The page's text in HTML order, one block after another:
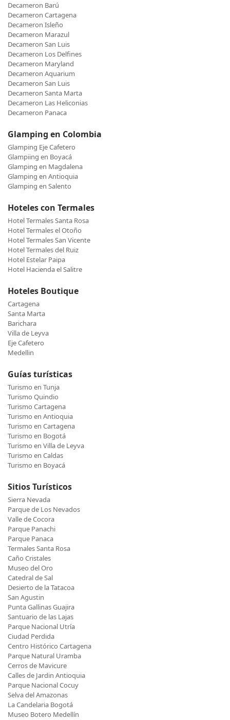
Decameron Barú
Decameron Cartagena
Decameron Isleño
Decameron Marazul
Decameron San Luis
Decameron Los Delfines
Decameron Maryland
Decameron Aquarium
Decameron San Luis
Decameron Santa Marta
Decameron Las Heliconias
Decameron Panaca
Glamping en Colombia
Glamping Eje Cafetero
Glampiing en Boyacá
Glamping en Magdalena
Glamping en Antioquia
Glamping en Salento
Hoteles con Termales
Hotel Termales Santa Rosa
Hotel Termales el Otoño
Hotel Termales San Vicente
Hotel Termales del Ruiz
Hotel Estelar Paipa
Hotel Hacienda el Salitre
Hoteles Boutique
Cartagena
Santa Marta
Barichara
Villa de Leyva
Eje Cafetero
Medellin
Guías turísticas
Turismo en Tunja
Turismo Quindio
Turismo Cartagena
Turismo en Antioquia
Turismo en Cartagena
Turismo en Bogotá
Turismo en Villa de Leyva
Turismo en Caldas
Turismo en Boyacá
Sitios Turísticos
Sierra Nevada
Parque de Los Nevados
Valle de Cocora
Parque Panachi
Parque Panaca
Termales Santa Rosa
Caño Cristales
Museo del Oro
Catedral de Sal
Desierto de la Tatacoa
San Agustin
Punta Gallinas Guajira
Santuario de las Lajas
Parque Nacional Utría
Ciudad Perdida
Centro Histórico Cartagena
Parque Natural Uramba
Cerros de Mavicure
Calles de Jardin Antioquia
Parque Nacional Cocuy
Selva del Amazonas
La Candelaria Bogotá
Museo Botero Medellín